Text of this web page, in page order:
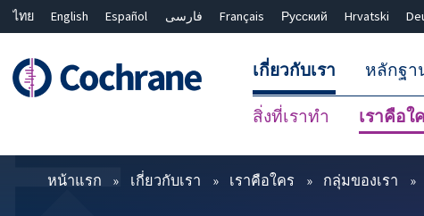
ไทย English Español فارسی Français Русский Hrvatski
เกี่ยวกับเรา
สิ่งที่เราทำ เราคือใ
หลักฐา
ตัวกรอง
หน้าแรก เกี่ยวกับเรา เราคือใคร กลุ่มของเรา